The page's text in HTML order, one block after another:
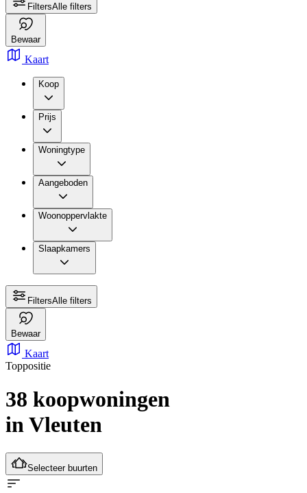
FiltersAlle filters
Bewaar
Kaart
Koop
Prijs
Woningtype
Aangeboden
Woonoppervlakte
Slaapkamers
FiltersAlle filters
Bewaar
Kaart
Toppositie
38 koopwoningen
in Vleuten
Selecteer buurten